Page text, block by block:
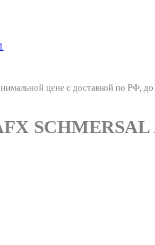
цене с доставкой по РФ,
SCHMERSAL